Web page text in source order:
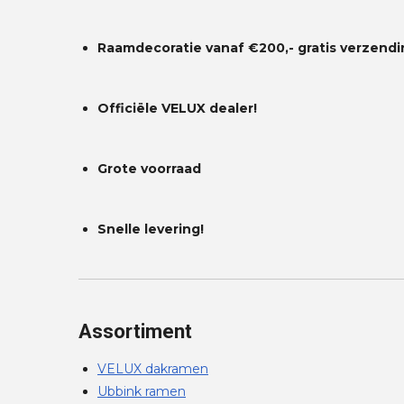
Raamdecoratie vanaf €200,- gratis
Officiële VELUX dealer!
Grote voorraad
Snelle levering!
Assortiment
VELUX dakramen
Ubbink ramen